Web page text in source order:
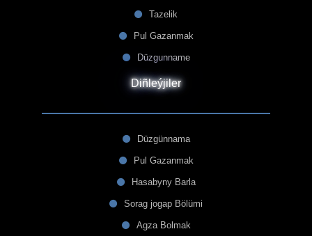
Tazelik
Pul Gazanmak
Düzgunname
Diñleýjiler
Düzgünnama
Pul Gazanmak
Hasabyny Barla
Sorag jogap Bölümi
Agza Bolmak